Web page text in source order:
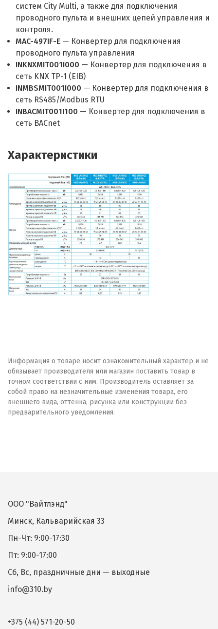
систем City Multi, а также для подключения
проводного пульта и внешних цепей управления и
контроля.
MAC-497IF-E — Конвертер для подключения
проводного пульта управления
INKNXMIT001I000 — Конвертер для подключения в
сеть KNX TP-1 (EIB)
INMBSMIT001I000 — Конвертер для подключения в
сеть RS485/Modbus RTU
INBACMIT001I100 — Конвертер для подключения в
сеть BACnet
Характеристики
Информация о товаре носит ознакомительный характер и не
обязывает производителя или магазин поставить товар в
точном соответствии с ним. Производитель оставляет за
собой право на незначительные изменения товара, его
внешнего вида, оттенка, рисунка или конструкции без
предварительного уведомления.
ООО "Вайтлэнд"
Минск, Кальварийская 33
Пн-Чт: 9:00-17:30
Пт: 9:00-17:00
Сб, Вс, праздничные дни — выходные
info@310.by
+375 (44) 571-20-50